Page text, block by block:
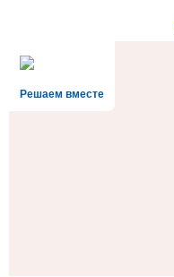
Решаем вместе